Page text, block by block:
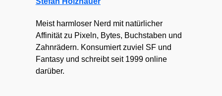
Meist harmloser Nerd mit natürlicher
Affinität zu Pixeln, Bytes, Buchstaben und
Zahnrädern. Konsumiert zuviel SF und
Fantasy und schreibt seit 1999 online
darüber.